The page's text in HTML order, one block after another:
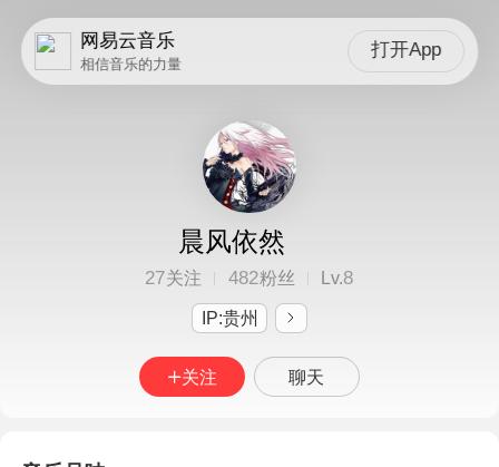
网易云音乐
相信音乐的力量
打开App
晨风依然
27关注 482粉丝 Lv.8
IP:贵州
关注 聊天